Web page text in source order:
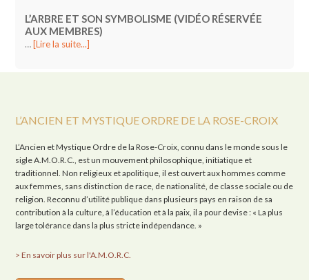
L’ARBRE ET SON SYMBOLISME (VIDÉO RÉSERVÉE
AUX MEMBRES)
… [Lire la suite...]
L’ANCIEN ET MYSTIQUE ORDRE DE LA ROSE-CROIX
L’Ancien et Mystique Ordre de la Rose-Croix, connu dans le monde sous le
sigle A.M.O.R.C., est un mouvement philosophique, initiatique et
traditionnel. Non religieux et apolitique, il est ouvert aux hommes comme
aux femmes, sans distinction de race, de nationalité, de classe sociale ou de
religion. Reconnu d’utilité publique dans plusieurs pays en raison de sa
contribution à la culture, à l’éducation et à la paix, il a pour devise : « La plus
large tolérance dans la plus stricte indépendance. »
> En savoir plus sur l'A.M.O.R.C.